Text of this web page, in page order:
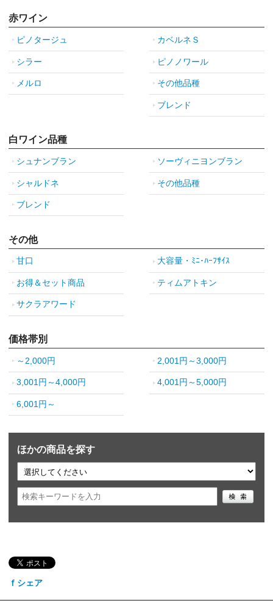
赤ワイン
ピノタージュ カベルネＳ
シラー ピノノワール
メルロ その他品種
ブレンド
白ワイン品種
シュナンブラン ソーヴィニヨンブラン
シャルドネ その他品種
ブレンド
その他
甘口 大容量・ﾐﾆ･ﾊｰﾌｻｲｽ
お得＆セット商品 ティムアトキン
サクラアワード
価格帯別
～2,000円 2,001円～3,000円
3,001円～4,000円 4,001円～5,000円
6,001円～
ほかの商品を探す
ｆシェア